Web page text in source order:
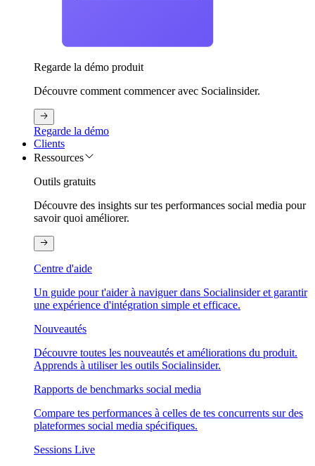
Regarde la démo produit
Découvre comment commencer avec Socialinsider.
Regarde la démo
Clients
Ressources
Outils gratuits
Découvre des insights sur tes performances social media pour
savoir quoi améliorer.
Centre d'aide
Un guide pour t'aider à naviguer dans Socialinsider et garantir
une expérience d'intégration simple et efficace.
Nouveautés
Découvre toutes les nouveautés et améliorations du produit.
Apprends à utiliser les outils Socialinsider.
Rapports de benchmarks social media
Compare tes performances à celles de tes concurrents sur des
plateformes social media spécifiques.
Sessions Live